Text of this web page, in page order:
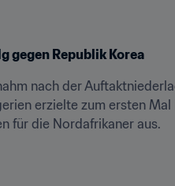
gegen Republik Korea
nach der
erzielte zum ersten
für die Nordafrikaner aus.